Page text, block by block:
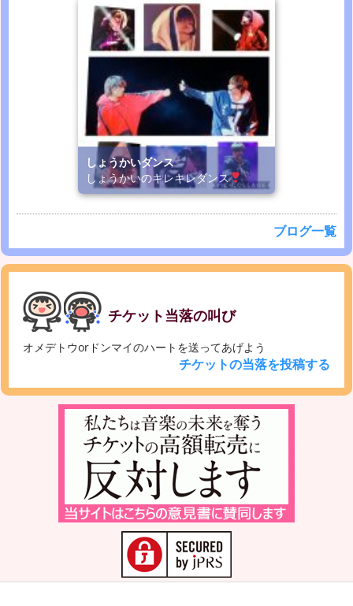
しょうかいダンス
しょうかいのキレキレダンス
ブログ一覧
チケット当落の叫び
オメデトウorドンマイのハートを送ってあげよう
チケットの当落を投稿する